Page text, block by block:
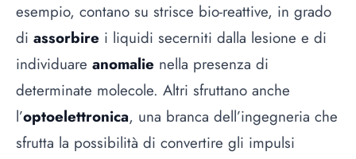
esempio, contano su strisce bio-reattive, in grado
di assorbire i liquidi secerniti dalla lesione e di
individuare anomalie nella presenza di
determinate molecole. Altri sfruttano anche
l’optoelettronica, una branca dell’ingegneria che
sfrutta la possibilità di convertire gli impulsi